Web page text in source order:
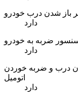
باز شدن درب خودرو
دارد
ضربه به خودرو
دارد
درب و ضربه خوردن
اتومیل
دارد